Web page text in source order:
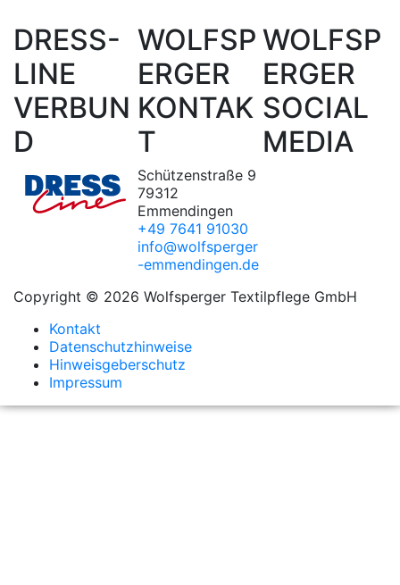
DRESS-
LINE
VERBUN
D
WOLFSP
ERGER
KONTAK
T
Schützenstraße 9
79312
Emmendingen
+49 7641 91030
info@wolfsperger
-emmendingen.de
WOLFSP
ERGER
SOCIAL
MEDIA
Copyright © 2026 Wolfsperger Textilpflege GmbH
Kontakt
Datenschutzhinweise
Hinweisgeberschutz
Impressum